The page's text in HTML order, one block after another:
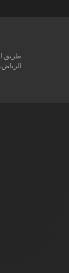
الرياض،12252، المملكة العربية السعودية